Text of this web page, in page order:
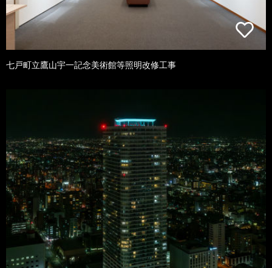
七戸町立鷹山宇一記念美術館等照明改修工事